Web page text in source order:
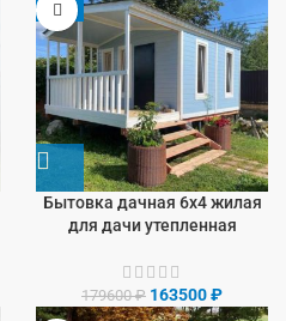
-9%
Бытовка дачная 6х4 жилая
для дачи утепленная
179600₽ 163500₽